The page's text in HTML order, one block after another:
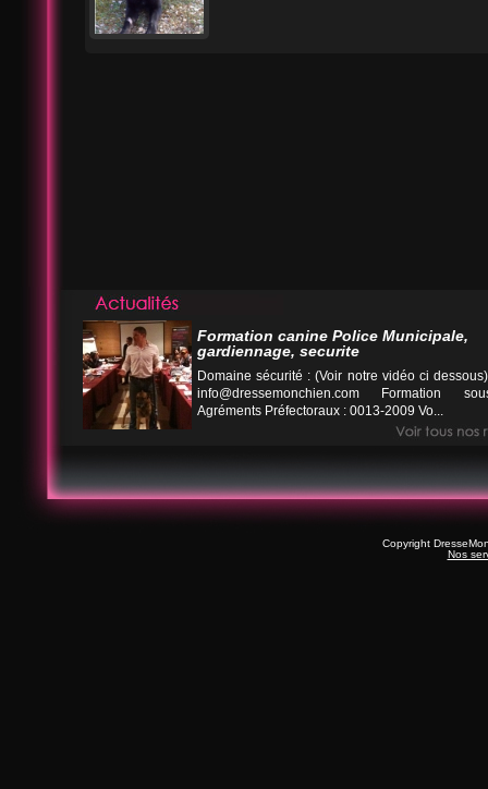
Formation canine Police Municipale,
gardiennage, securite
Domaine sécurité : (Voir notre vidéo ci
info@dressemonchien.com Formation
Agréments Préfectoraux : 0013-2009 Vo...
Copyright
Nos